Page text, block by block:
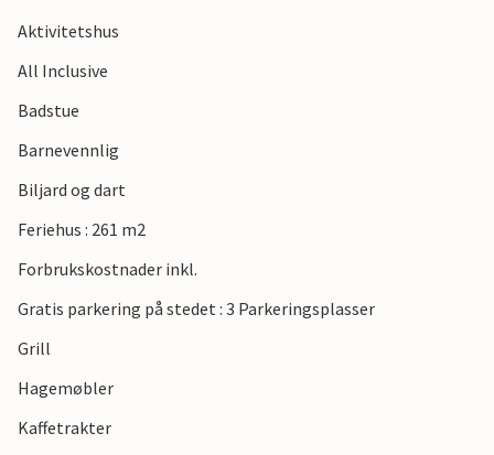
ta en dagstur til Postojna-hulen eller vakre Bled.
Aktivitetshus
All Inclusive
Badstue
Barnevennlig
Biljard og dart
Feriehus : 261 m2
Forbrukskostnader inkl.
Gratis parkering på stedet : 3 Parkeringsplasser
Grill
Hagemøbler
Kaffetrakter